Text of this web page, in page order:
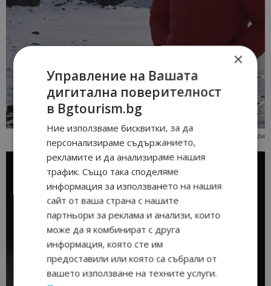
ЛАГЕР 3 – 6 000 метра
×
Управление на Вашата
дигитална поверителност
в Bgtourism.bg
Ние използваме бисквитки, за да
персонализираме съдържанието,
рекламите и да анализираме нашия
трафик. Също така споделяме
информация за използването на нашия
сайт от ваша страна с нашите
партньори за реклама и анализи, които
може да я комбинират с друга
информация, която сте им
предоставили или която са събрали от
вашето използване на техните услуги.